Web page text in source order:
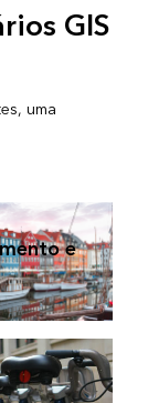
GIS
uma
e